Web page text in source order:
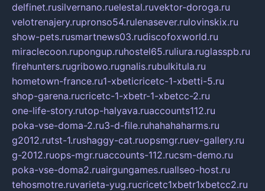
delfinet.rusilvernano.ruelestal.ruvektor-doroga.ru
velotrenajery.rupronso54.rulenasever.rulovinskix.ru
show-pets.rusmartnews03.rudiscofoxworld.ru
miraclecoon.rupongup.ruhostel65.ruliura.ruglasspb.ru
firehunters.rugribowo.rugnalis.rubulkitula.ru
hometown-france.ru1-xbeticricetc-1-xbetti-5.ru
shop-garena.rucricetc-1-xbetr-1-xbetcc-2.ru
one-life-story.rutop-halyava.ruaccounts112.ru
poka-vse-doma-2.ru3-d-file.ruhahahaharms.ru
g2012.rutst-1.rushaggy-cat.ruopsmgr.ruev-gallery.ru
g-2012.ruops-mgr.ruaccounts-112.rucsm-demo.ru
poka-vse-doma2.ruairgungames.ruallseo-host.ru
tehosmotre.ruvarieta-yug.rucricetc1xbetr1xbetcc2.ru